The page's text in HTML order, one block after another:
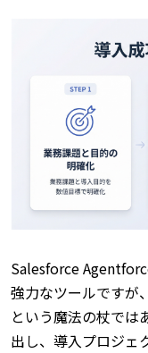
Salesforce
強力なツールですが
という魔法の杖では
出し、導入プロジェ